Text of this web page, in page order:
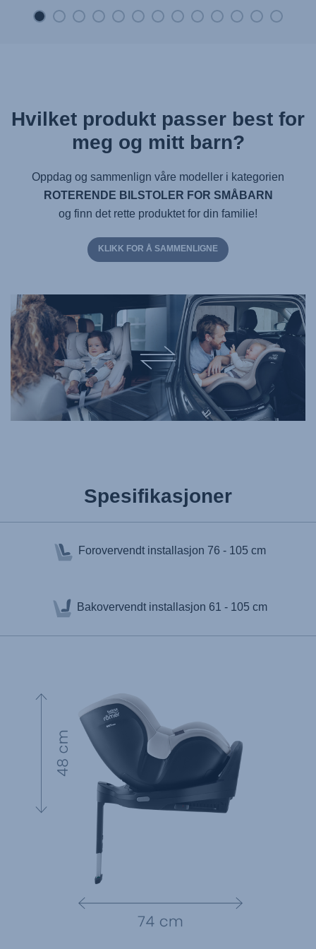
Hvilket produkt passer best for
meg og mitt barn?
Oppdag og sammenlign våre modeller i kategorien
ROTERENDE BILSTOLER FOR SMÅBARN
og finn det rette produktet for din familie!
KLIKK FOR Å SAMMENLIGNE
Spesifikasjoner
Forovervendt installasjon 76 - 105 cm
Bakovervendt installasjon 61 - 105 cm